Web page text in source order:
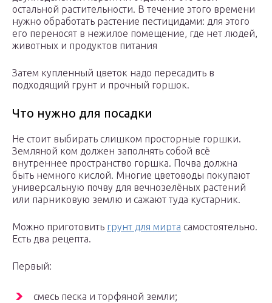
остальной растительности. В течение этого времени
нужно обработать растение пестицидами: для этого
его переносят в нежилое помещение, где нет людей,
животных и продуктов питания
Затем купленный цветок надо пересадить в
подходящий грунт и прочный горшок.
Что нужно для посадки
Не стоит выбирать слишком просторные горшки.
Земляной ком должен заполнять собой всё
внутреннее пространство горшка. Почва должна
быть немного кислой. Многие цветоводы покупают
универсальную почву для вечнозелёных растений
или парниковую землю и сажают туда кустарник.
Можно приготовить грунт для мирта самостоятельно.
Есть два рецепта.
Первый:
смесь песка и торфяной земли;